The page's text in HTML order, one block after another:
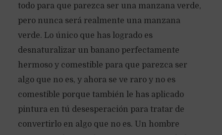
todo para que parezca ser una manzana verde,
pero nunca será realmente una manzana
verde. Lo único que has logrado es
desnaturalizar un banano perfectamente
hermoso y comestible para que parezca ser
algo que no es, y ahora se ve raro y no es
comestible porque también le has aplicado
pintura en tú desesperación para tratar de
convertirlo en algo que no es. Un hombre